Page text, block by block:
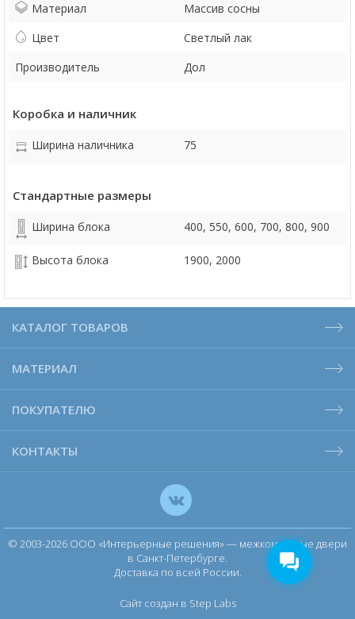
Материал
Массив сосны
Цвет
Светлый лак
Производитель
Дол
Коробка и наличник
Ширина наличника 75
Стандартные размеры
Ширина блока 400, 550, 600, 700, 800, 900
Высота блока 1900, 2000
КАТАЛОГ ТОВАРОВ
МАТЕРИАЛ
ПОКУПАТЕЛЮ
КОНТАКТЫ
© 2003-2026 ООО «Интерьерные решения» — межкомнатные двери
в Санкт-Петербурге.
Доставка по всей России.
Сайт создан в Step Labs